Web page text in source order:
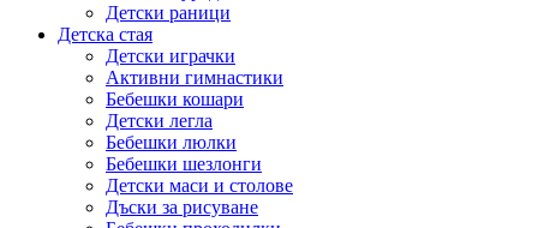
Детски раници
Детска стая
Детски играчки
Активни гимнастики
Бебешки кошари
Детски легла
Бебешки люлки
Бебешки шезлонги
Детски маси и столове
Дъски за рисуване